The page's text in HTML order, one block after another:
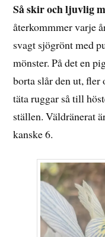
2026
Så skir och ljuvlig
återkommmer varje
svagt sjögrönt med
mönster. På det en
borta slår den ut,
täta ruggar så till
ställen. Väldränerat
kanske 6.